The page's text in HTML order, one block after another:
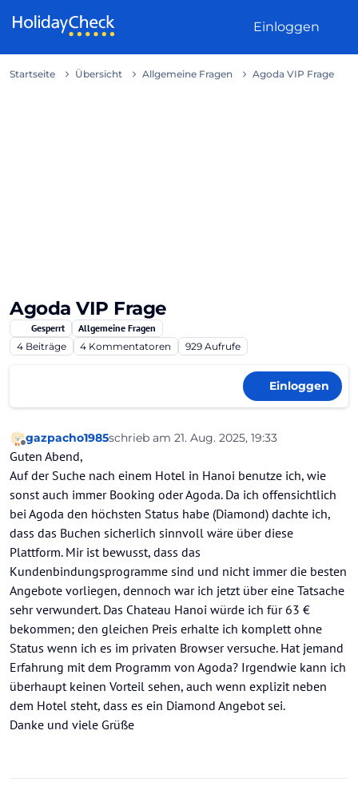
Einloggen
Startseite Übersicht Allgemeine Fragen Agoda VIP Frage
Agoda VIP Frage
Gesperrt
Allgemeine Fragen
4 Beiträge 4 Kommentatoren 929 Aufrufe
Einloggen
Offline
gazpacho1985schrieb am 21. Aug. 2025, 19:33
zuletzt editiert von
Guten Abend,
Auf der Suche nach einem Hotel in Hanoi benutze ich, wie
sonst auch immer Booking oder Agoda. Da ich offensichtlich
bei Agoda den höchsten Status habe (Diamond) dachte ich,
dass das Buchen sicherlich sinnvoll wäre über diese
Plattform. Mir ist bewusst, dass das
Kundenbindungsprogramme sind und nicht immer die besten
Angebote vorliegen, dennoch war ich jetzt über eine Tatsache
sehr verwundert. Das Chateau Hanoi würde ich für 63 €
bekommen; den gleichen Preis erhalte ich komplett ohne
Status wenn ich es im privaten Browser versuche. Hat jemand
Erfahrung mit dem Programm von Agoda? Irgendwie kann ich
überhaupt keinen Vorteil sehen, auch wenn explizit neben
dem Hotel steht, dass es ein Diamond Angebot sei.
Danke und viele Grüße